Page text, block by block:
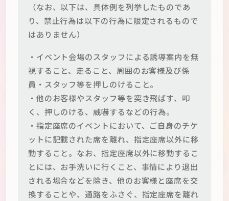
（なお、以下は、具体例を列挙したものであ
り、禁止行為は以下の行為に限定されるもので
はありません）
・イベント会場のスタッフによる誘導案内を無
視すること、走ること、周囲のお客様及び係
員・スタッフ等を押しのけること。
・他のお客様やスタッフ等を突き飛ばす、叩
く、押しのける、威嚇するなどの行為。
・指定座席のイベントにおいて、ご自身のチケ
ットに記載された席を離れ、指定座席以外に移
動すること。なお、指定座席以外に移動するこ
とには、お手洗いに行くこと、事情により退出
される場合などを除き、他のお客様と座席を交
換することや、通路をふさぐ、指定座席を離れ